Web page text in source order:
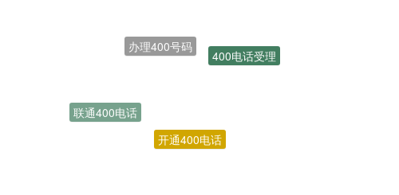
联通400电话
400电话受理